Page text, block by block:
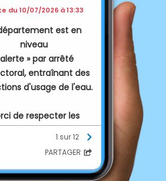
du 10/07/2026 à 13:33
est en
niveau
» par arrêté
entraînant des
d'usage de l'eau.
de respecter les
ci dessous
1 sur 12
PARTAGER